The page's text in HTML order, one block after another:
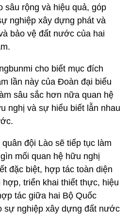
sâu rộng và hiệu quả, góp
nghiệp xây dựng phát và
bảo vệ đất nước của hai
cho biết mục đích
lần này của Đoàn đại biểu
sâu sắc hơn nữa quan hệ
nghị và sự hiểu biết lẫn nhau
đội Lào sẽ tiếp tục làm
mối quan hệ hữu nghị
đặc biệt, hợp tác toàn diện
hợp, triển khai thiết thực, hiệu
tác giữa hai Bộ Quốc
sự nghiệp xây dựng đất nước